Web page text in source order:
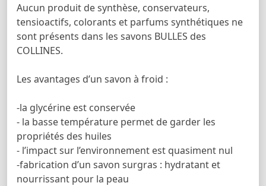
Aucun produit de synthèse, conservateurs,
tensioactifs, colorants et parfums synthétiques ne
sont présents dans les savons BULLES des
COLLINES.
Les avantages d’un savon à froid :
-la glycérine est conservée
- la basse température permet de garder les
propriétés des huiles
- l’impact sur l’environnement est quasiment nul
-fabrication d’un savon surgras : hydratant et
nourrissant pour la peau